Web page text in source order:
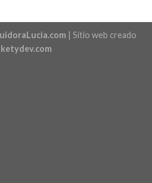
| Sitio web creado
ketydev.com